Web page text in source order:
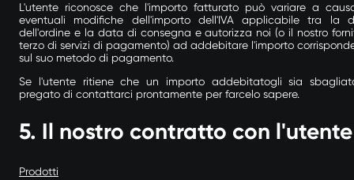
L'utente riconosce che l'importo fatturato può variare a
eventuali modifiche dell'importo dell'IVA applicabile tra la
dell'ordine e la data di consegna e autorizza noi (o il nostro
terzo di servizi di pagamento) ad addebitare l'importo
sul suo metodo di pagamento.
Se l'utente ritiene che un importo addebitatogli sia
pregato di contattarci prontamente per farcelo sapere.
5. Il nostro contratto con l'utente
Prodotti